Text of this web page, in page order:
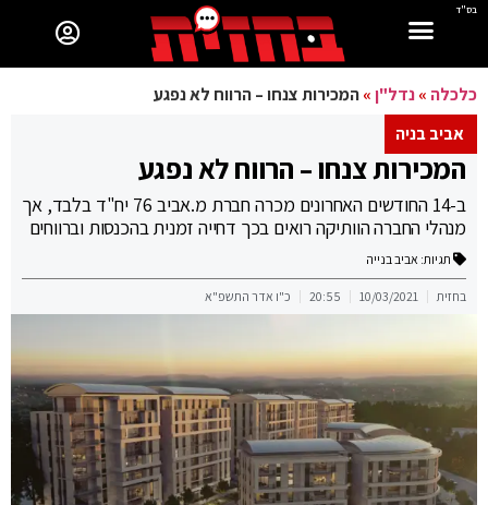
בס"ד
כלכלה »נדל"ן»המכירות צנחו – הרווח לא נפגע
אביב בניה
המכירות צנחו – הרווח לא נפגע
ב-14 החודשים האחרונים מכרה חברת מ.אביב 76 יח"ד בלבד, אך
מנהלי החברה הוותיקה רואים בכך דחייה זמנית בהכנסות וברווחים
תגיות: אביב בנייה
בחזית 10/03/2021
20:55 כ"ו אדר התשפ"א